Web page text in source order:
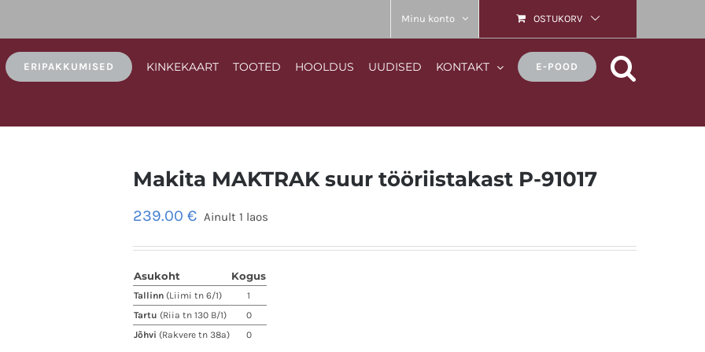
Minu konto OSTUKORV
ERIPAKKUMISED KINKEKAART TOOTED HOOLDUS UUDISED KONTAKT E-POOD
Makita MAKTRAK suur tööriistakast P-91017
239.00 € Ainult 1 laos
Asukoht Kogus
Tallinn (Liimi tn 6/1)
1
Tartu (Riia tn 130 B/1)
0
Jõhvi (Rakvere tn 38a) 0